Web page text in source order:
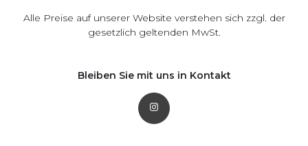
Alle Preise auf unserer Website verstehen sich zzgl. der
gesetzlich geltenden MwSt.
Bleiben Sie mit uns in Kontakt